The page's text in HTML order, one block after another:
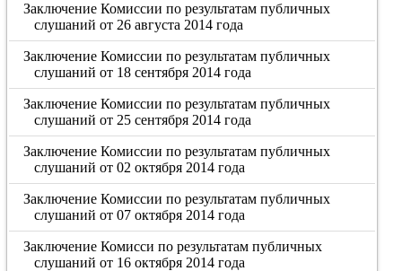
Заключение Комиссии по результатам публичных
слушаний от 26 августа 2014 года
Заключение Комиссии по результатам публичных
слушаний от 18 сентября 2014 года
Заключение Комиссии по результатам публичных
слушаний от 25 сентября 2014 года
Заключение Комиссии по результатам публичных
слушаний от 02 октября 2014 года
Заключение Комиссии по результатам публичных
слушаний от 07 октября 2014 года
Заключение Комисси по результатам публичных
слушаний от 16 октября 2014 года